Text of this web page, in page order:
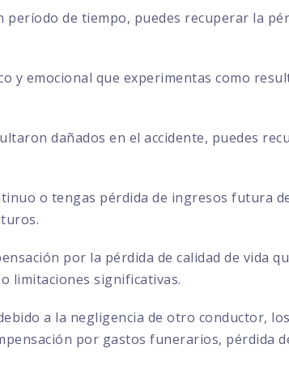
de tiempo, puedes recuperar la
y emocional que experimentas como
dañados en el accidente, puedes
o tengas pérdida de ingresos futura
por la pérdida de calidad de vida
limitaciones significativas.
a la negligencia de otro conductor,
por gastos funerarios, pérdida